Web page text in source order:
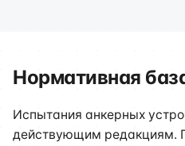
Нормативная
Испытания анкерных
действующим редакциям.